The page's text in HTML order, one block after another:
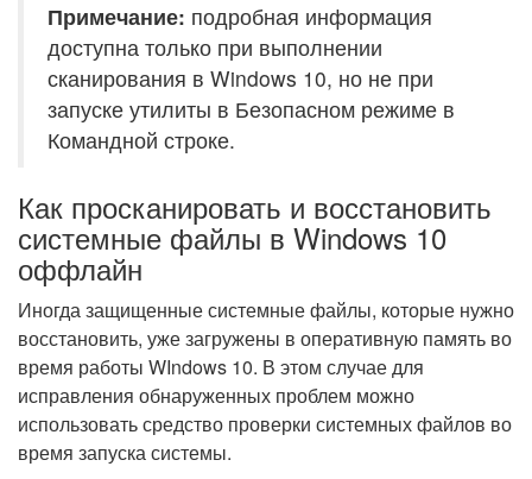
Примечание: подробная информация
доступна только при выполнении
сканирования в Windows 10, но не при
запуске утилиты в Безопасном режиме в
Командной строке.
Как просканировать и восстановить
системные файлы в Windows 10
оффлайн
Иногда защищенные системные файлы, которые нужно
восстановить, уже загружены в оперативную память во
время работы WIndows 10. В этом случае для
исправления обнаруженных проблем можно
использовать средство проверки системных файлов во
время запуска системы.